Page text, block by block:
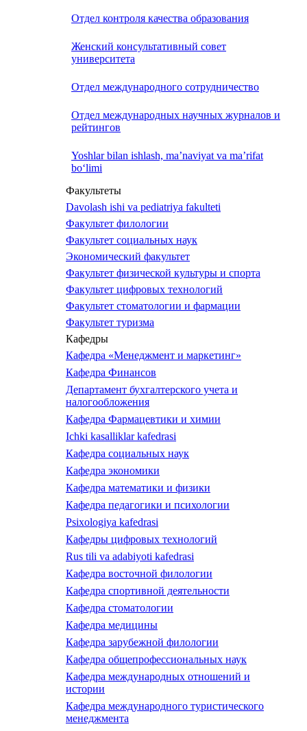
Отдел контроля качества образования
Женский консультативный совет
университета
Отдел международного сотрудничество
Отдел международных научных журналов и
рейтингов
Yoshlar bilan ishlash, ma’naviyat va ma’rifat
bo‘limi
Факультеты
Davolash ishi va pediatriya fakulteti
Факультет филологии
Факультет социальных наук
Экономический факультет
Факультет физической культуры и спорта
Факультет цифровых технологий
Факультет стоматологии и фармации
Факультет туризма
Кафедры
Кафедра «Менеджмент и маркетинг»
Кафедра Финансов
Департамент бухгалтерского учета и
налогообложения
Кафедра Фармацевтики и химии
Ichki kasalliklar kafedrasi
Кафедра социальных наук
Кафедра экономики
Кафедра математики и физики
Кафедра педагогики и психологии
Psixologiya kafedrasi
Кафедры цифровых технологий
Rus tili va adabiyoti kafedrasi
Кафедра восточной филологии
Кафедра спортивной деятельности
Кафедра стоматологии
Кафедра медицины
Кафедра зарубежной филологии
Кафедра общепрофессиональных наук
Кафедра международных отношений и
истории
Кафедра международного туристического
менеджмента